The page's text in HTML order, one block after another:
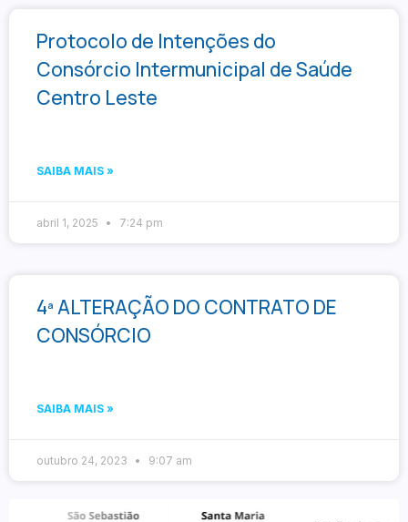
Protocolo de Intenções do
Consórcio Intermunicipal de Saúde
Centro Leste
SAIBA MAIS »
abril 1, 2025 7:24 pm
4ª ALTERAÇÃO DO CONTRATO DE
CONSÓRCIO
SAIBA MAIS »
outubro 24, 2023 9:07 am